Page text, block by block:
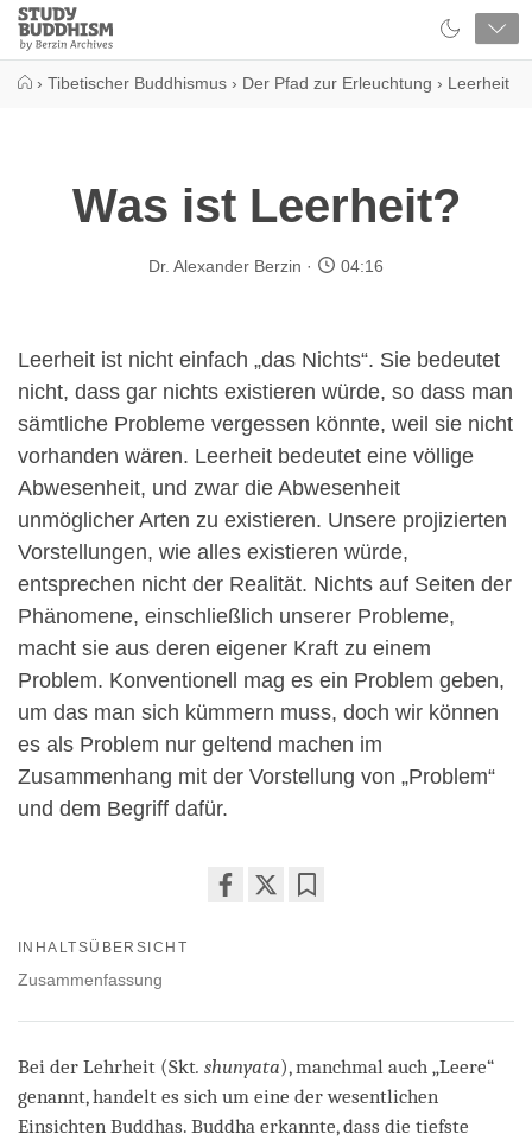
Close
Study
Buddhism
› Tibetischer Buddhismus › Der Pfad zur Erleuchtung › Leerheit
Was ist Leerheit?
Dr. Alexander Berzin 04:16
Leerheit ist nicht einfach „das Nichts“. Sie bedeutet
nicht, dass gar nichts existieren würde, so dass man
sämtliche Probleme vergessen könnte, weil sie nicht
vorhanden wären. Leerheit bedeutet eine völlige
Abwesenheit, und zwar die Abwesenheit
unmöglicher Arten zu existieren. Unsere projizierten
Vorstellungen, wie alles existieren würde,
entsprechen nicht der Realität. Nichts auf Seiten der
Phänomene, einschließlich unserer Probleme,
macht sie aus deren eigener Kraft zu einem
Problem. Konventionell mag es ein Problem geben,
um das man sich kümmern muss, doch wir können
es als Problem nur geltend machen im
Zusammenhang mit der Vorstellung von „Problem“
und dem Begriff dafür.
INHALTSÜBERSICHT
Zusammenfassung
Bei der Lehrheit (Skt. shunyata), manchmal auch „Leere“
genannt, handelt es sich um eine der wesentlichen
Einsichten Buddhas. Buddha erkannte, dass die tiefste